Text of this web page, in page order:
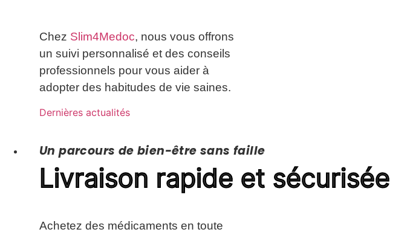
Chez Slim4Medoc, nous vous offrons
un suivi personnalisé et des conseils
professionnels pour vous aider à
adopter des habitudes de vie saines.
Dernières actualités
Un parcours de bien-être sans faille
Livraison rapide et sécurisée
Achetez des médicaments en toute